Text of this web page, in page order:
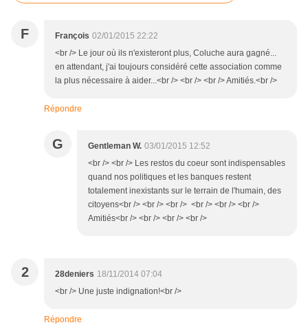
F François 02/01/2015 22:22
<br /> Le jour où ils n'existeront plus, Coluche aura gagné...
en attendant, j'ai toujours considéré cette association comme
la plus nécessaire à aider...<br /> <br /> <br /> Amitiés.<br />
Répondre
G Gentleman W. 03/01/2015 12:52
<br /> <br /> Les restos du coeur sont indispensables
quand nos politiques et les banques restent
totalement inexistants sur le terrain de l'humain, des
citoyens<br /> <br /> <br /> <br /> <br /> <br />
Amitiés<br /> <br /> <br /> <br />
2 28deniers 18/11/2014 07:04
<br /> Une juste indignation!<br />
Répondre